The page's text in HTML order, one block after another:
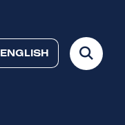
ENGLISH